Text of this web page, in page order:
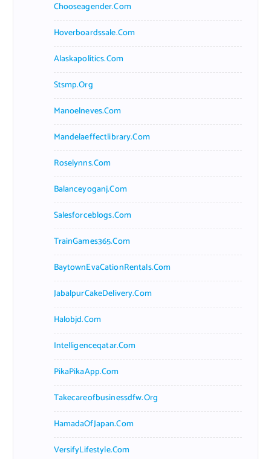
Chooseagender.com
Hoverboardssale.com
Alaskapolitics.com
Stsmp.org
Manoelneves.com
Mandelaeffectlibrary.com
Roselynns.com
Balanceyoganj.com
Salesforceblogs.com
TrainGames365.com
BaytownEvaCationRentals.com
JabalpurCakeDelivery.com
Halobjd.com
Intelligenceqatar.com
PikaPikaApp.com
Takecareofbusinessdfw.org
HamadaOfJapan.com
VersifyLifestyle.com